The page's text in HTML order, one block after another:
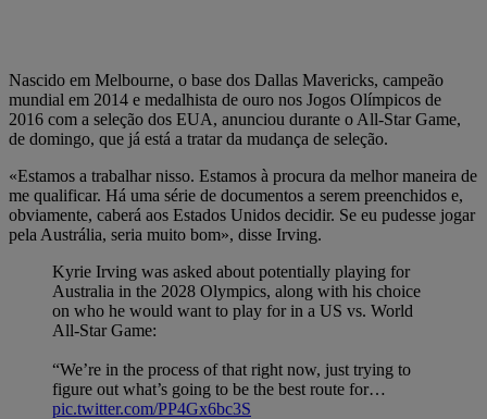
Nascido em Melbourne, o base dos Dallas Mavericks, campeão
mundial em 2014 e medalhista de ouro nos Jogos Olímpicos de
2016 com a seleção dos EUA, anunciou durante o All-Star Game,
de domingo, que já está a tratar da mudança de seleção.
«Estamos a trabalhar nisso. Estamos à procura da melhor maneira de
me qualificar. Há uma série de documentos a serem preenchidos e,
obviamente, caberá aos Estados Unidos decidir. Se eu pudesse jogar
pela Austrália, seria muito bom», disse Irving.
Kyrie Irving was asked about potentially playing for
Australia in the 2028 Olympics, along with his choice
on who he would want to play for in a US vs. World
All-Star Game:
“We’re in the process of that right now, just trying to
figure out what’s going to be the best route for…
pic.twitter.com/PP4Gx6bc3S